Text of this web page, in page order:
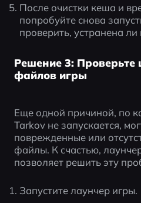
После очистки кеша и
попробуйте снова
проверить, устранена
Решение 3: Проверьте
файлов игры
Еще одной причиной, по
Tarkov не запускается,
поврежденные или
файлы. К счастью,
позволяет решить эту
Запустите лаунчер игры.